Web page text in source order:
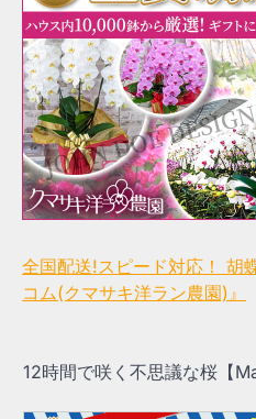
全国配送!スピード対応！ 胡
コム(クマサキ洋ラン農園)』
12時間で咲く不思議な桜【